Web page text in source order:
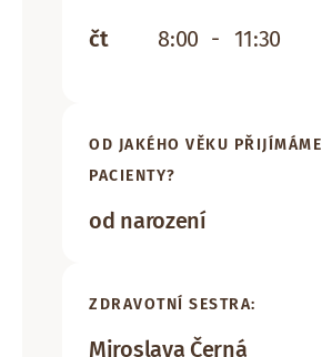
čt
8:00 - 11:30
OD JAKÉHO VĚKU PŘIJÍMÁME
PACIENTY?
od narození
ZDRAVOTNÍ SESTRA:
Miroslava Černá